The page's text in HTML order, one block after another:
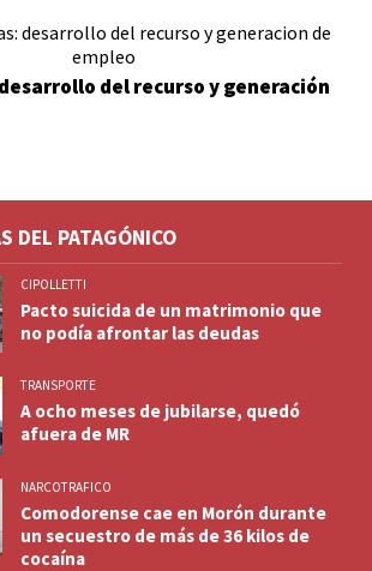
del recurso y generación
DEL PATAGÓNICO
CIPOLLETTI
Pacto suicida de un matrimonio que
no podía afrontar las deudas
TRANSPORTE
A ocho meses de jubilarse, quedó
afuera de MR
NARCOTRAFICO
Comodorense cae en Morón durante
un secuestro de más de 36 kilos de
cocaína